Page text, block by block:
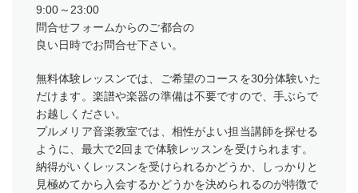
9:00～23:00
問合せフォームからのご都合の
良い日時でお問合せ下さい。
無料体験レッスンでは、ご希望のコースを30分体験いた
だけます。楽譜や楽器の準備は不要ですので、手ぶらで
お越しください。
プルメリア音楽教室では、相性がよい担当講師を探せる
ように、最大で2回まで体験レッスンを受けられます。
納得がいくレッスンを受けられるかどうか、しっかりと
見極めてから入会するかどうかを決められるのが特徴で